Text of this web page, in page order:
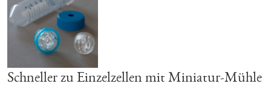
Schneller zu Einzelzellen mit Miniatur-Mühle